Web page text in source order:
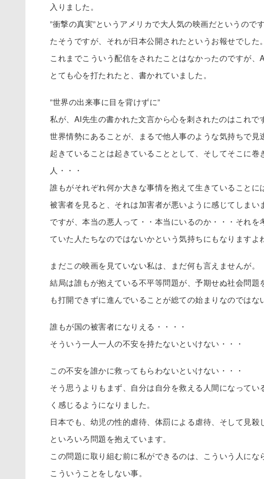
入りました。
”衝撃の真実”というアメリカで大人気の映画だというので
たそうですが、それが日本公開されたというお報せでした。
これまでこういう配信をされたことはなかったのですが、
とても心を打たれたと、書かれていました。
”世界の出来事に目を背けずに”
私が、AI先生の書かれた文言から心を刺されたのはこれで
世界情勢にあることが、まるで他人事のような気持ちで見
起きていることは起きていることとして、そしてそこに
人・・・
誰もがそれぞれ何か大きな事情を抱えて生きていることに
被害者を見ると、それは加害者が悪いように感じてしまい
ですが、本当の悪人って・・本当にいるのか・・・それ
ていた人たちなのではないかという気持ちにもなりますよ
まだこの映画を見ていない私は、まだ何も言えませんが。
結局は誰もが抱えている不平等問題が、予期せぬ社会問題
も打開できずに進んでいることが総ての始まりなのではな
誰もが国の被害者になりえる・・・・
そういう一人一人の不安を持たないといけない・・・
この不安を誰かに救ってもらわないといけない・・・
そう思うよりもまず、自分は自分を救える人間になって
く感じるようになりました。
日本でも、幼児の性的虐待、体罰による虐待、そして見
といろいろ問題を抱えています。
この問題に取り組む前に私ができるのは、こういう人にな
こういうことをしない事。